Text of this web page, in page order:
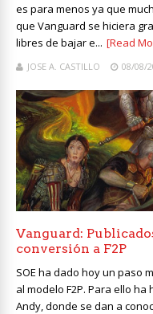
es para menos ya que
que Vanguard se hiciera
libres de bajar e... [Read
JOSE A. CASTILLO 08/08/
Vanguard:
conversión a F2P
SOE ha dado hoy un paso
al modelo F2P. Para ello
Andy, donde se dan a